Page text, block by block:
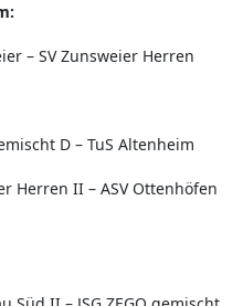
– SV Zunsweier Herren
D – TuS Altenheim
Herren II – ASV Ottenhöfen